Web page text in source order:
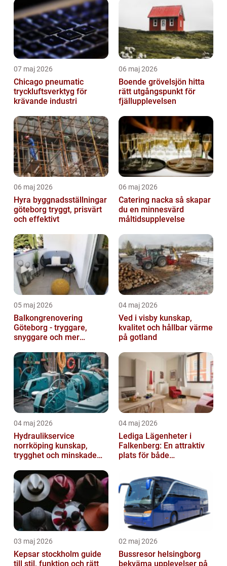
07 maj 2026
Chicago pneumatic
tryckluftsverktyg för
krävande industri
06 maj 2026
Boende grövelsjön hitta
rätt utgångspunkt för
fjällupplevelsen
06 maj 2026
Hyra byggnadsställningar
göteborg tryggt, prisvärt
och effektivt
06 maj 2026
Catering nacka så skapar
du en minnesvärd
måltidsupplevelse
05 maj 2026
Balkongrenovering
Göteborg - tryggare,
snyggare och mer
04 maj 2026
Ved i visby kunskap,
kvalitet och hållbar värme
på gotland
04 maj 2026
Hydraulikservice
norrköping kunskap,
trygghet och minskade
04 maj 2026
Lediga Lägenheter i
Falkenberg: En attraktiv
plats för både
semesterfirare
03 maj 2026
Kepsar stockholm guide
till stil, funktion och rätt
02 maj 2026
Bussresor helsingborg
bekväma upplevelser på